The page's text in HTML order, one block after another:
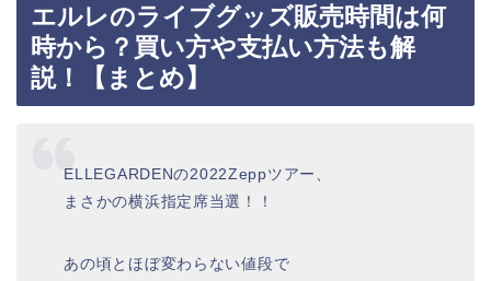
エルレのライブグッズ販売時間は何
時から？買い方や支払い方法も解
説！【まとめ】
ELLEGARDENの2022Zeppツアー、
まさかの横浜指定席当選！！
あの頃とほぼ変わらない値段で